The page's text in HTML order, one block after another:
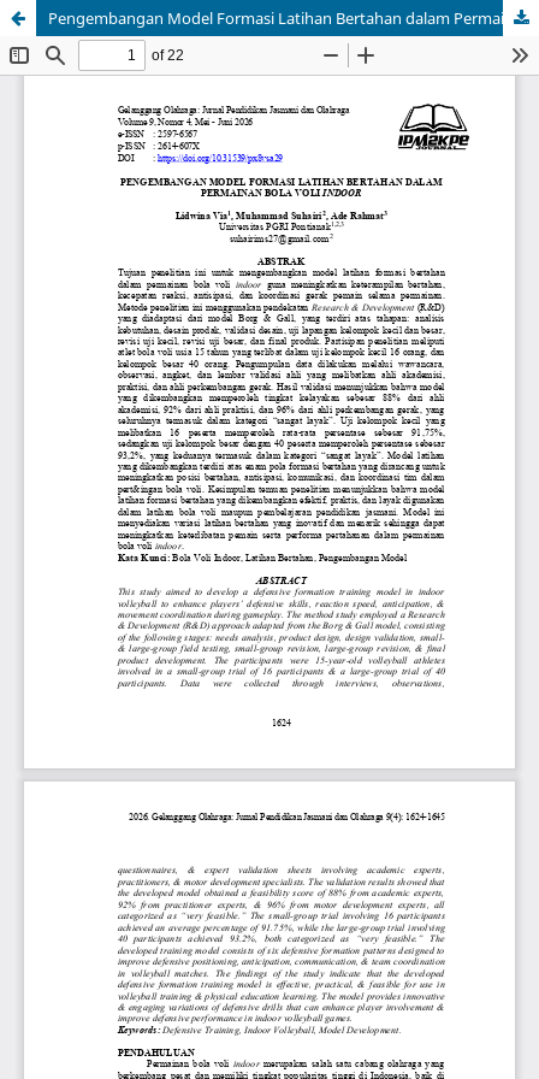
Pengembangan Model Formasi Latihan Bertahan dalam Permainan Bola Voli Indoor